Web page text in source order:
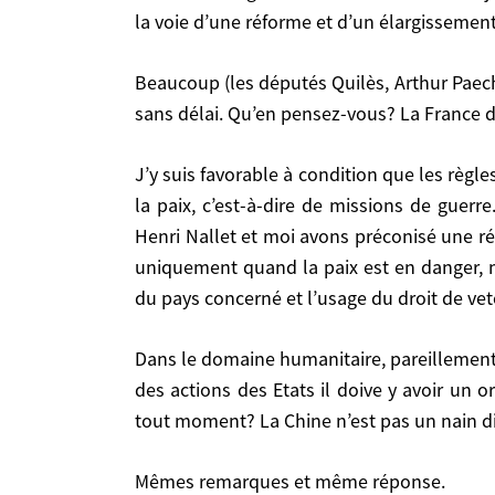
la voie d’une réforme et d’un
Beaucoup (les députés Quilès, Arthur Paecht, NDH…) préconisent la création d’une force d’intervention permanente de l’ONU afin de pouvoir agir
sans délai. Qu’en pensez-vous? La
J’y suis favorable à condition que les règles d’emploi soient claires, surtout s’il ne s’agit pas que de maintien de la paix mais aussi d’imposition de
la paix, c’est-à-dire de missions de
Henri Nallet et moi avons préconisé une
uniquement quand la paix est en
du pays concerné et l’usage du droit de
Dans le domaine humanitaire, pareillement, ne pensez-vous pas qu’aux cotés de la Croix-Rouge, Médecins du Monde, Médecins sans frontières ou
des actions des Etats il doive y avoir un
tout moment? La Chine n’est pas un nain
Mêmes remarques et même réponse.
gouvernement mondial des juges, fussent-ils
délai. Qu’en pensez-vous? La France doit-elle
c’est-à-dire de missions de guerre. Dans un
avons préconisé une réforme du Chapitre VII
est en danger, mais aussi quand une
de veto au Conseil seraient suspendus pendant
actions des Etats il doive y avoir un organe
La Chine n’est pas un nain diplomatique
Mêmes remarques et même réponse.